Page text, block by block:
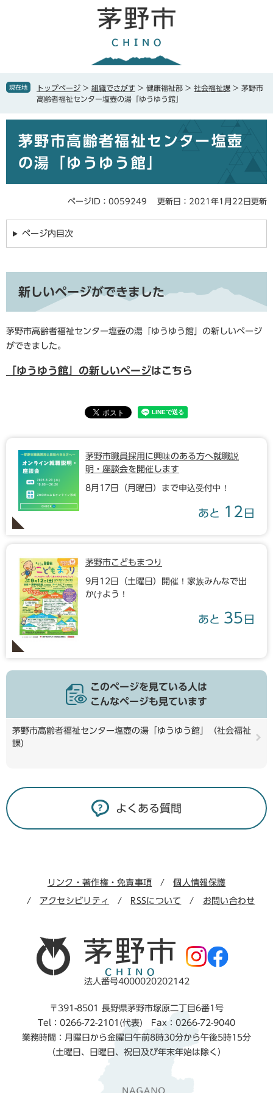
で
ば
本
現在地 トップページ > 組織でさがす > 健康福祉部 > 社会福祉課 > 茅野市
高齢者福祉センター塩壺の湯「ゆうゆう館」
茅野市高齢者福祉センター塩壺
の湯「ゆうゆう館」
ページID：0059249 更新日：2021年1月22日更新
ページ内目次
新しいページができました
茅野市高齢者福祉センター塩壺の湯「ゆうゆう館」の新しいページ
ができました。
「ゆうゆう館」の新しいページはこちら
茅野市職員採用に興味のある方へ就職説
明・座談会を開催します
8月17日（月曜日）まで申込受付中！
あと 12 日
茅野市こどもまつり
9月12日（土曜日）開催！家族みんなで出
かけよう！
あと 35 日
このページを見ている人は
こんなページも見ています
茅野市高齢者福祉センター塩壺の湯「ゆうゆう館」（社会福祉
課）
よくある質問
リンク・著作権・免責事項 個人情報保護
アクセシビリティ RSSについて お問い合わせ
法人番号4000020202142
〒391-8501 長野県茅野市塚原二丁目6番1号
Tel：0266-72-2101(代表) Fax：0266-72-9040
業務時間：月曜日から金曜日午前8時30分から午後5時15分
（土曜日、日曜日、祝日及び年末年始は除く）